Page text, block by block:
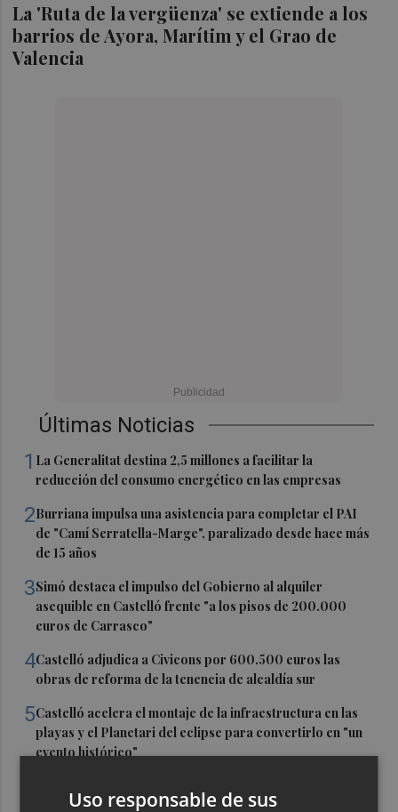
La 'Ruta de la vergüenza' se extiende a los
barrios de Ayora, Marítim y el Grao de
Valencia
Últimas Noticias
1 La Generalitat destina 2,5 millones a facilitar la
reducción del consumo energético en las empresas
2Burriana impulsa una asistencia para completar el PAI
de "Camí Serratella-Marge", paralizado desde hace más
de 15 años
3Simó destaca el impulso del Gobierno al alquiler
asequible en Castelló frente "a los pisos de 200.000
euros de Carrasco"
4Castelló adjudica a Civicons por 600.500 euros las
obras de reforma de la tenencia de alcaldía sur
5Castelló acelera el montaje de la infraestructura en las
playas y el Planetari del eclipse para convertirlo en "un
evento histórico"
Uso responsable de sus